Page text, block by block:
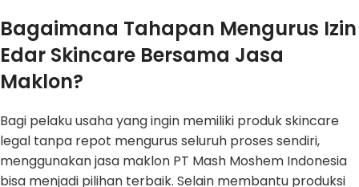
Bagaimana Tahapan Mengurus Izin
Edar Skincare Bersama Jasa
Maklon?
Bagi pelaku usaha yang ingin memiliki produk skincare
legal tanpa repot mengurus seluruh proses sendiri,
menggunakan jasa maklon PT Mash Moshem Indonesia
bisa menjadi pilihan terbaik. Selain membantu produksi